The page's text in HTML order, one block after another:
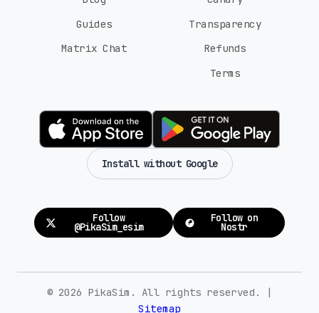
Guides
Matrix Chat
Transparency
Refunds
Terms
Install without Google
Follow
@PikaSim_esim
Follow on
Nostr
© 2026 PikaSim. All rights reserved. |
Sitemap